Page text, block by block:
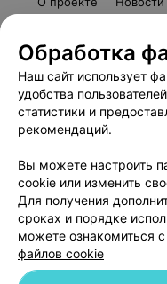
Пользовательское
Написать
Обработка
Наш сайт использует
удобства
статистики и
рекомендаций.
Вы можете настроить
cookie или изменить
Для получения
сроках и порядке
можете ознакомиться
файлов cookie